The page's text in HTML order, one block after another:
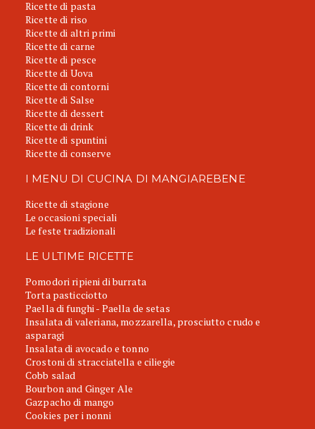
Ricette di pasta
Ricette di riso
Ricette di altri primi
Ricette di carne
Ricette di pesce
Ricette di Uova
Ricette di contorni
Ricette di Salse
Ricette di dessert
Ricette di drink
Ricette di spuntini
Ricette di conserve
I MENU DI CUCINA DI MANGIAREBENE
Ricette di stagione
Le occasioni speciali
Le feste tradizionali
LE ULTIME RICETTE
Pomodori ripieni di burrata
Torta pasticciotto
Paella di funghi - Paella de setas
Insalata di valeriana, mozzarella, prosciutto crudo e
asparagi
Insalata di avocado e tonno
Crostoni di stracciatella e ciliegie
Cobb salad
Bourbon and Ginger Ale
Gazpacho di mango
Cookies per i nonni